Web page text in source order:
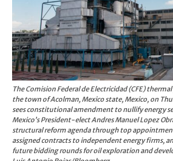
The Comision Federal de Electricidad (CFE)
the town of Acolman, Mexico state, Mexico, on
sees constitutional amendment to nullify energy
Mexico’s President-elect Andres Manuel Lopez
structural reform agenda through top
assigned contracts to independent energy firms,
future bidding rounds for oil exploration and